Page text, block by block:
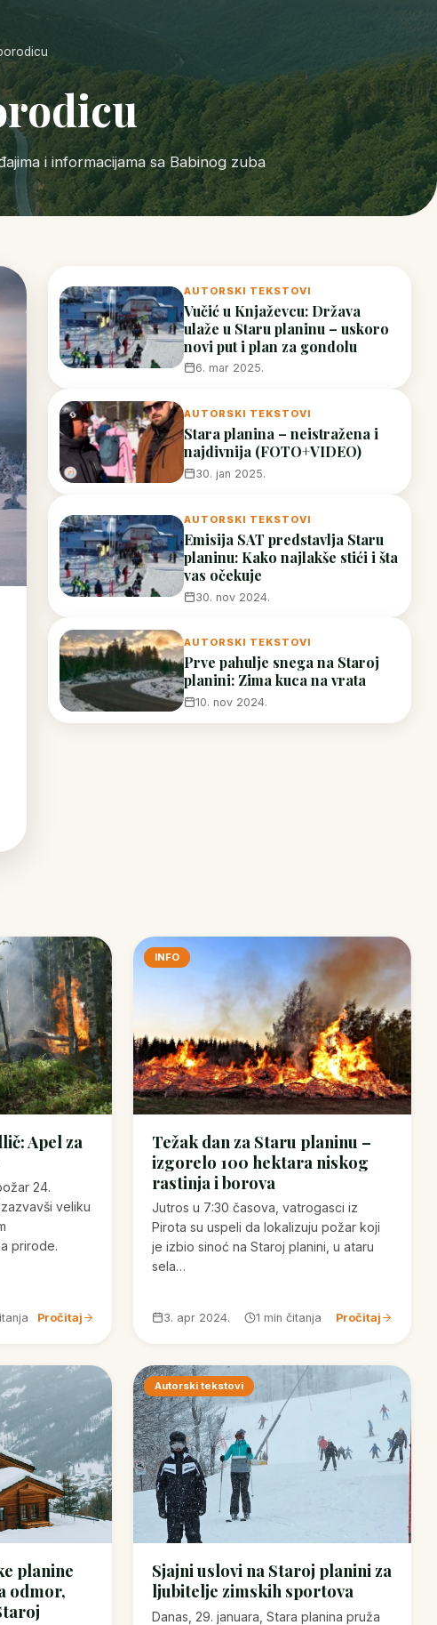
i informacijama sa Babinog zuba
AUTORSKI TEKSTOVI
Vučić u Knjaževcu: Država
ulaže u Staru planinu – uskoro
novi put i plan za gondolu
6. mar 2025.
AUTORSKI TEKSTOVI
Stara planina – neistražena i
najdivnija (FOTO+VIDEO)
30. jan 2025.
AUTORSKI TEKSTOVI
Emisija SAT predstavlja Staru
planinu: Kako najlakše stići i šta
vas očekuje
30. nov 2024.
AUTORSKI TEKSTOVI
Prve pahulje snega na Staroj
planini: Zima kuca na vrata
10. nov 2024.
Apel za
24.
veliku
prirode.
Pročitaj
INFO
Težak dan za Staru planinu –
izgorelo 100 hektara niskog
rastinja i borova
Jutros u 7:30 časova, vatrogasci iz
Pirota su uspeli da lokalizuju požar koji
je izbio sinoć na Staroj planini, u ataru
sela…
3. apr 2024. 1 min čitanja Pročitaj
planine
odmor,
Autorski tekstovi
Sjajni uslovi na Staroj planini za
ljubitelje zimskih sportova
Danas, 29. januara, Stara planina pruža